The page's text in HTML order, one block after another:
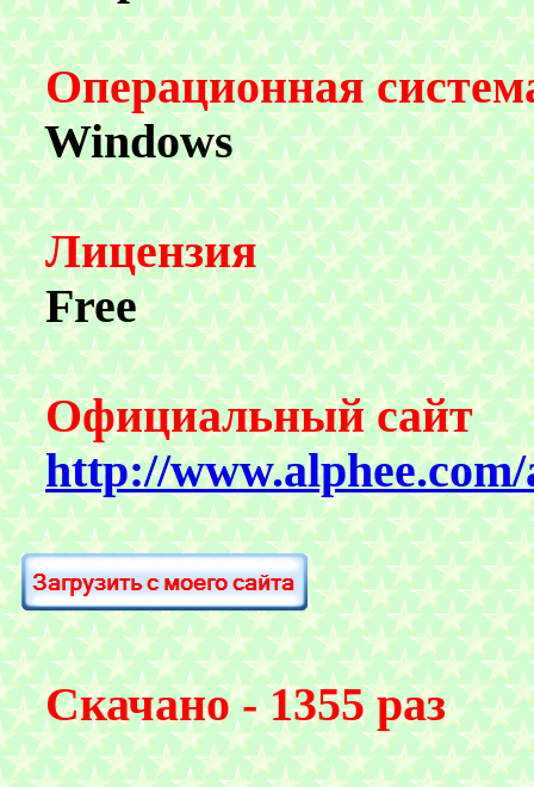
Операционная
Windows
Лицензия
Free
Официальный сайт
http://
Скачано - 1355 раз